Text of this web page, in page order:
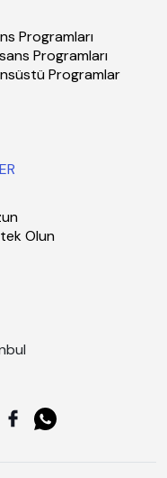
Programları
Programları
Programlar
Olun